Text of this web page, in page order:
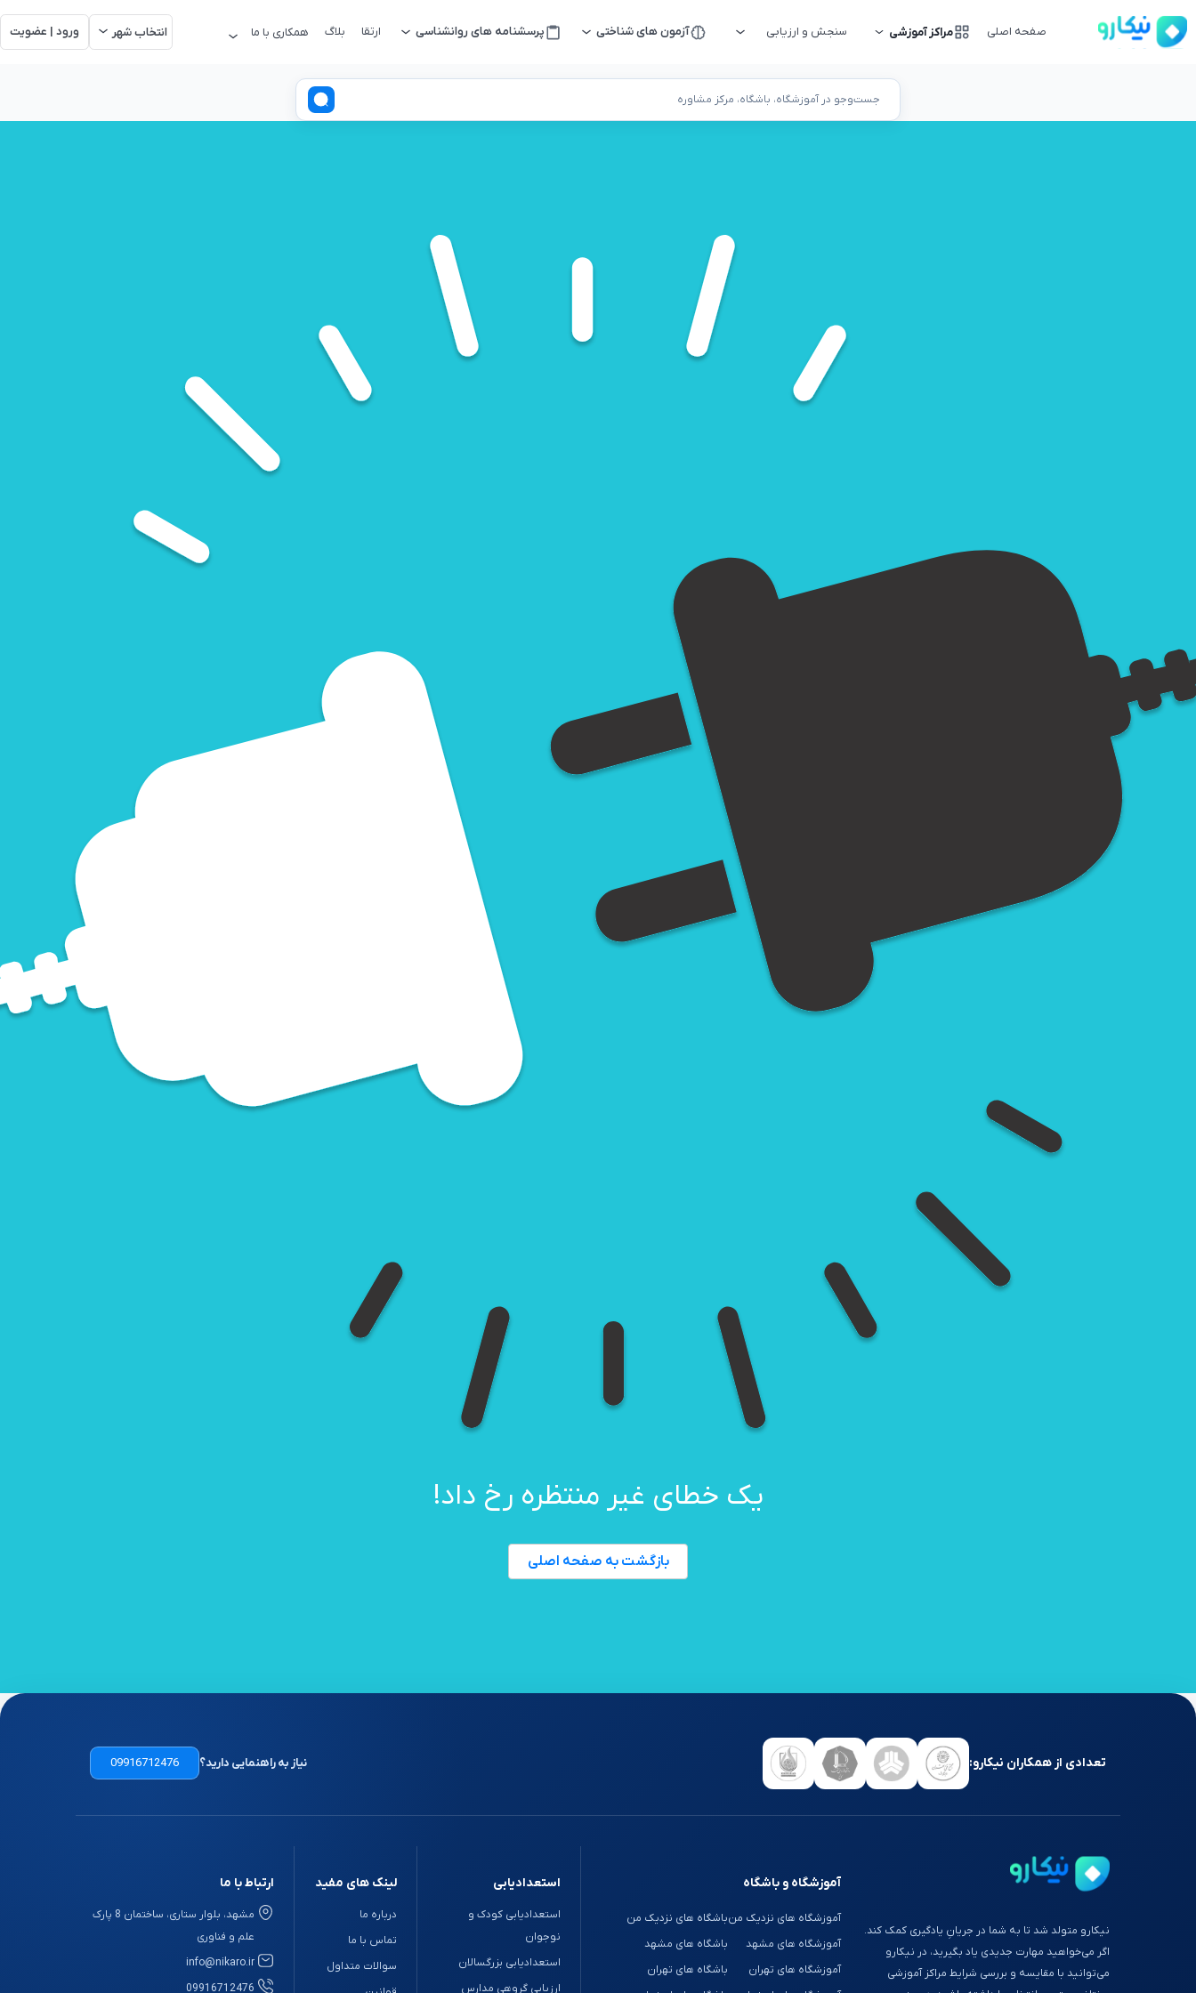
صفحه اصلی مراکز آموزشی سنجش و ارزیابی آزمون های شناختی پرسشنامه های روانشناسی ارتقا بلاگ همکاری با ما انتخاب شهر ورود | عضویت
جست‌وجو در آموزشگاه، باشگاه، مرکز مشاوره
یک خطای غیر منتظره رخ داد!
بازگشت به صفحه اصلی
تعدادی از همکاران نیکارو: نیاز به راهنمایی دارید؟ 09916712476
نیکارو متولد شد تا به شما در جریانِ یادگیری کمک کند.
اگر می‌خواهید مهارت جدیدی یاد بگیرید، در نیکارو
می‌توانید با مقایسه و بررسی شرایط مراکز آموزشی
آموزشگاه و باشگاه
آموزشگاه های نزدیک من
آموزشگاه های مشهد
آموزشگاه های تهران
باشگاه های نزدیک من
باشگاه های مشهد
باشگاه های تهران
استعدادیابی
استعدادیابی کودک و
نوجوان
استعدادیابی بزرگسالان
ارزیابی گروهی مدارس
لینک های مفید
درباره ما
تماس با ما
سوالات متداول
ارتباط با ما
مشهد، بلوار ستاری، ساختمان 8 پارک
علم و فناوری
info@nikaro.ir
09916712476